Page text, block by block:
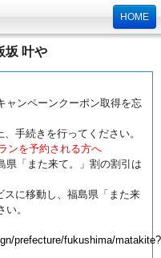
HOME
坂 叶や
ャンペーンクーポン取得を忘
手続きを行ってください。
ンを予約される方へ
県「また来て。」割の割引は
スに移動し、福島県「また来
。
prefecture/fukushima/matakite?